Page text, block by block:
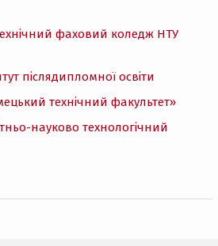
фаховий коледж НТУ
післядипломної освіти
технічний факультет»
науково технологічний